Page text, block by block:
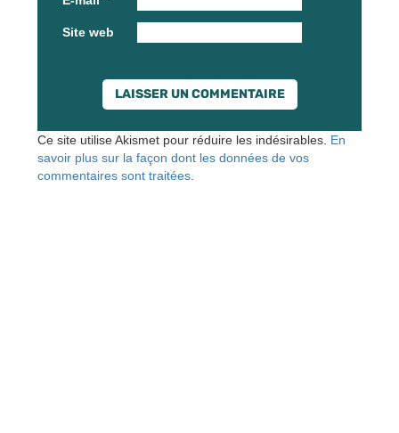
Site web
Ce site utilise Akismet pour réduire les indésirables. En
savoir plus sur la façon dont les données de vos
commentaires sont traitées